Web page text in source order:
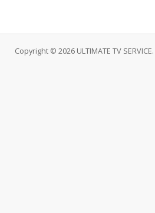
Copyright © 2026 ULTIMATE TV